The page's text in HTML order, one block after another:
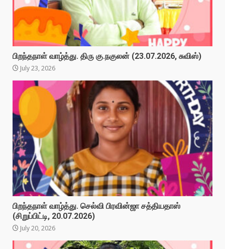
பிறந்தநாள் வாழ்த்து. திரு கு.நகுலன் (23.07.2026, சுவிஸ்)
July 23, 2026
பிறந்தநாள் வாழ்த்து. செல்வி பிரவின்ஜா சத்தியதாஸ்
(சிறுப்பிட்டி, 20.07.2026)
July 20, 2026